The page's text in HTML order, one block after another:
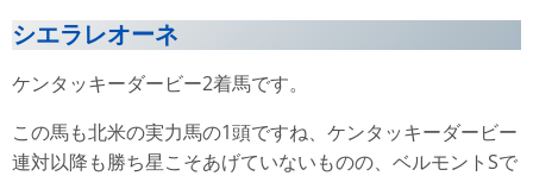
シエラレオーネ
ケンタッキーダービー2着馬です。
この馬も北米の実力馬の1頭ですね、ケンタッキーダービー
連対以降も勝ち星こそあげていないものの、ベルモントSで